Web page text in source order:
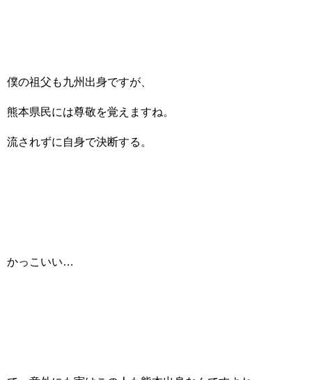
僕の祖父も九州出身ですが、
熊本県民には尊敬を覚えますね。
流されずに自身で決断する。
かっこいい…